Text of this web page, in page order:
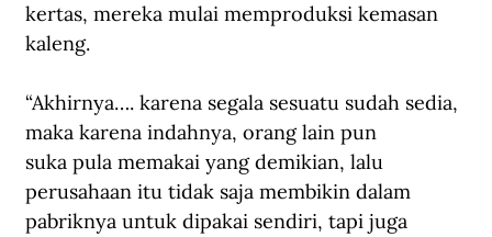
kertas, mereka mulai memproduksi kemasan
kaleng.
“Akhirnya…. karena segala sesuatu sudah sedia,
maka karena indahnya, orang lain pun
suka pula memakai yang demikian, lalu
perusahaan itu tidak saja membikin dalam
pabriknya untuk dipakai sendiri, tapi juga